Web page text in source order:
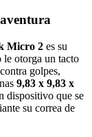
Micro 2 es su
le otorga un tacto
golpes,
9,83 x 9,83 x
dispositivo que se
su correa de